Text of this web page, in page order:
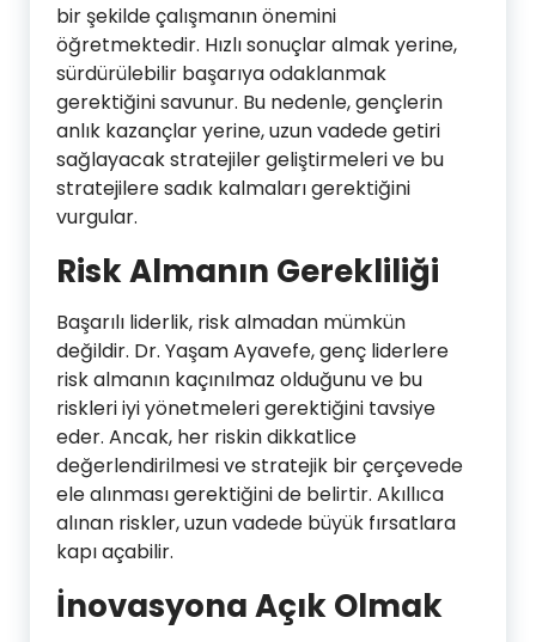
bir şekilde çalışmanın önemini
öğretmektedir. Hızlı sonuçlar almak yerine,
sürdürülebilir başarıya odaklanmak
gerektiğini savunur. Bu nedenle, gençlerin
anlık kazançlar yerine, uzun vadede getiri
sağlayacak stratejiler geliştirmeleri ve bu
stratejilere sadık kalmaları gerektiğini
vurgular.
Risk Almanın Gerekliliği
Başarılı liderlik, risk almadan mümkün
değildir. Dr. Yaşam Ayavefe, genç liderlere
risk almanın kaçınılmaz olduğunu ve bu
riskleri iyi yönetmeleri gerektiğini tavsiye
eder. Ancak, her riskin dikkatlice
değerlendirilmesi ve stratejik bir çerçevede
ele alınması gerektiğini de belirtir. Akıllıca
alınan riskler, uzun vadede büyük fırsatlara
kapı açabilir.
İnovasyona Açık Olmak